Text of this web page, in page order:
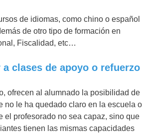
de idiomas, como chino o español
de otro tipo de formación en
Fiscalidad, etc…
clases de apoyo o refuerzo
ofrecen al alumnado la posibilidad de
no le ha quedado claro en la escuela o
el profesorado no sea capaz, sino que
tienen las mismas capacidades